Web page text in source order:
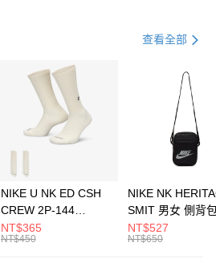
21家銀行
第一商業銀行
彰化商業銀行
查看全部
NIKE U NK ED CSH
CREW 2P-144
EMBRDY 男女 短統襪
FZ3073133
NT$365
NT$450
NIKE NK
SMIT 男女 側背
BA5871010
NT$527
NT$650